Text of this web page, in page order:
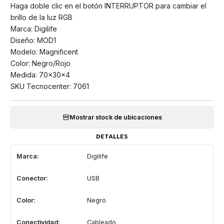
Haga doble clic en el botón INTERRUPTOR para cambiar el
brillo de la luz RGB
Marca: Digilife
Diseño: MOD1
Modelo: Magnificent
Color: Negro/Rojo
Medida: 70x30x4
SKU Tecnocenter: 7061
Mostrar stock de ubicaciones
DETALLES
Marca: Digilife
Conector: USB
Color: Negro
Conectividad: Cableado